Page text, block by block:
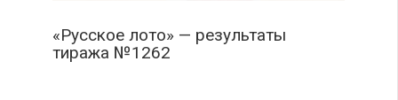
«Русское лото» — результаты
тиража №1262